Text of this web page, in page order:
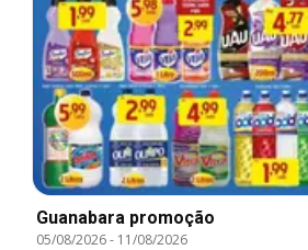
Guanabara promoção
05/08/2026- 11/08/2026